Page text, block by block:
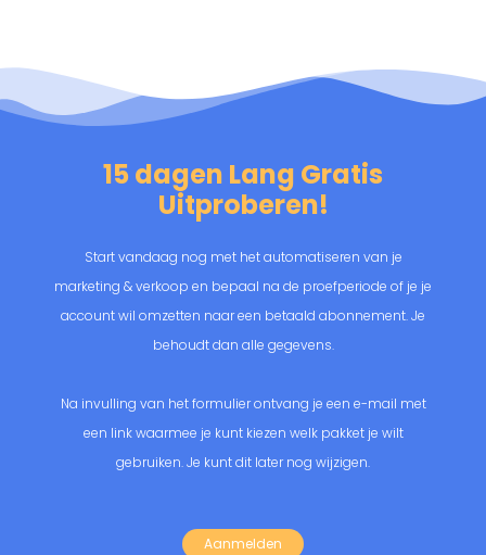
15 dagen Lang Gratis
Uitproberen!
Start vandaag nog met het automatiseren van je
marketing & verkoop en bepaal na de proefperiode of je je
account wil omzetten naar een betaald abonnement. Je
behoudt dan alle gegevens.
Na invulling van het formulier ontvang je een e-mail met
een link waarmee je kunt kiezen welk pakket je wilt
gebruiken. Je kunt dit later nog wijzigen.
Aanmelden